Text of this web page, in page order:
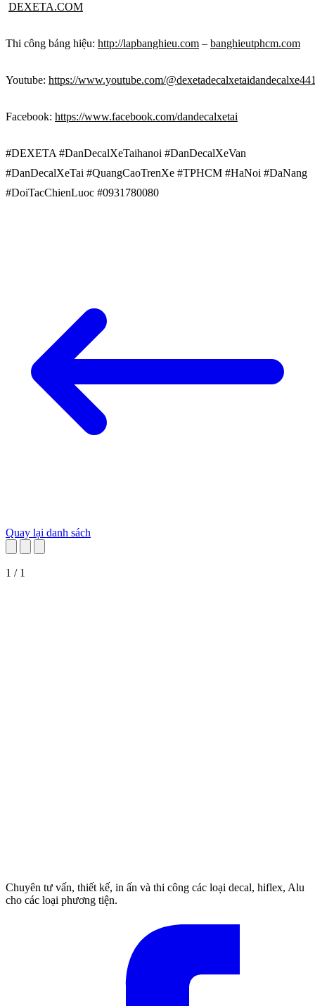
DEXETA.COM
Thi công bảng hiệu: http://lapbanghieu.com – banghieutphcm.com
Youtube: https://www.youtube.com/
Facebook: https://www.facebook.com/dandecalxetai
#DEXETA #DanDecalXeTaihanoi #DanDecalXeVan
#DanDecalXeTai #QuangCaoTrenXe #TPHCM #HaNoi #DaNang
#DoiTacChienLuoc #0931780080
Quay lại danh sách
1 / 1
Chuyên tư vấn, thiết kế, in ấn và thi công các loại decal, hiflex, Alu
cho các loại phương tiện.